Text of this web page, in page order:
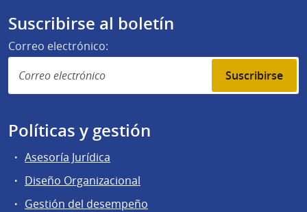
Suscribirse al boletín
Correo electrónico:
Suscribirse
Políticas y gestión
Asesoría Jurídica
Diseño Organizacional
Gestión del desempeño